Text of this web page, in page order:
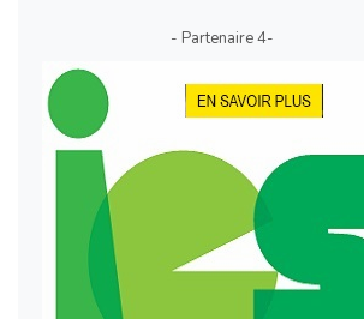
- Partenaire 4-